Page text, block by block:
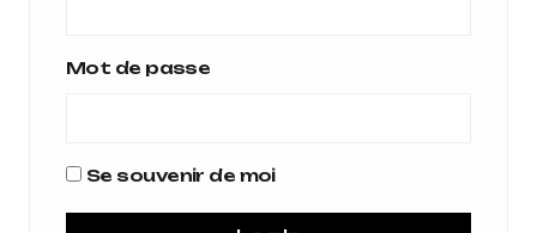
Mot de passe
Se souvenir de moi